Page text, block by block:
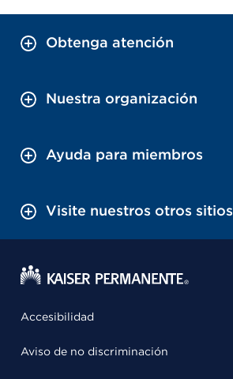
Obtenga atención
Nuestra organización
Ayuda para miembros
Visite nuestros otros sitios
Accesibilidad
Aviso de no discriminación